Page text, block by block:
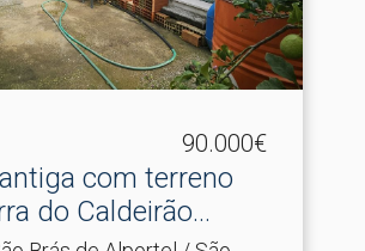
90.000€
com terreno
do Caldeirão.​..